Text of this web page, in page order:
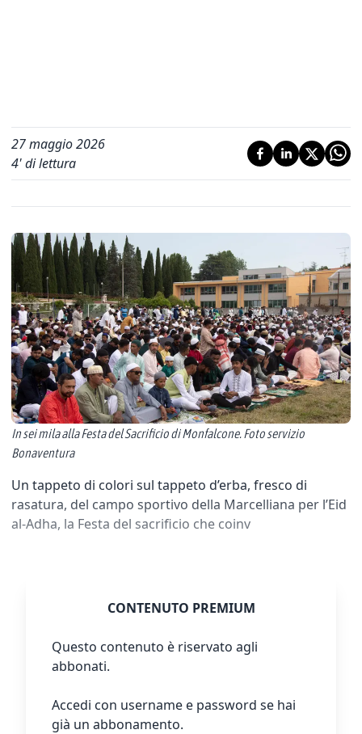
27 maggio 2026
4' di lettura
In sei mila alla Festa del Sacrificio di Monfalcone. Foto servizio
Bonaventura
Un tappeto di colori sul tappeto d’erba, fresco di
rasatura, del campo sportivo della Marcelliana per l’Eid
al-Adha, la Festa del sacrificio che coinv
CONTENUTO PREMIUM
Questo contenuto è riservato agli
abbonati.
Accedi con username e password se hai
già un abbonamento.